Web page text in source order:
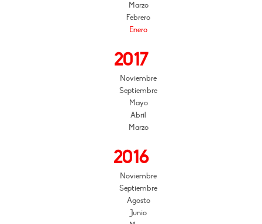
Marzo
Febrero
Enero
2017
Noviembre
Septiembre
Mayo
Abril
Marzo
2016
Noviembre
Septiembre
Agosto
Junio